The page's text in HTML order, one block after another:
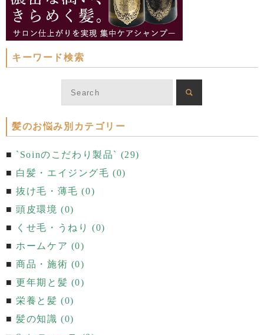
キーワード検索
髪のお悩み別カテゴリー
`Soinのこだわり製品` (29)
白髪・エイジング毛 (0)
抜け毛・薄毛 (0)
頭皮環境 (0)
くせ毛・うねり (0)
ホームケア (0)
商品・施術 (0)
更年期と髪 (0)
栄養と髪 (0)
髪の知識 (0)